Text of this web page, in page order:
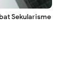
Sekularisme